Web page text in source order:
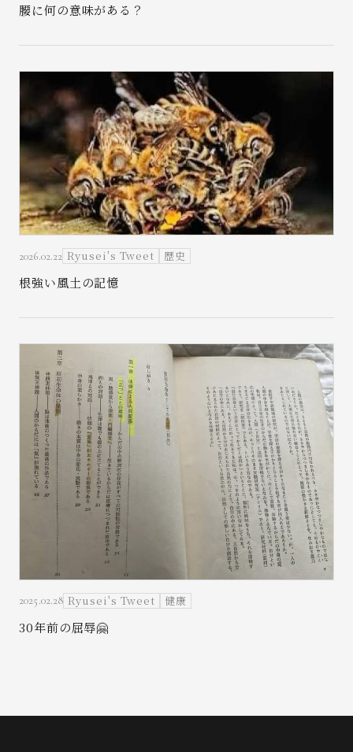
腰に何の意味がある？
2026.02.22 Ryusei's Tweet 歴史
根強い風土の記憶
2025.02.28 Ryusei's Tweet 健康
30年前の屈辱🤗